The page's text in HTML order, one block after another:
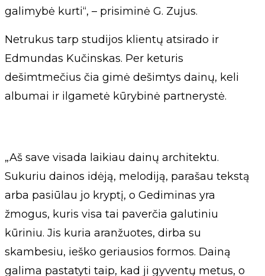
galimybė kurti“, – prisiminė G. Zujus.
Netrukus tarp studijos klientų atsirado ir
Edmundas Kučinskas. Per keturis
dešimtmečius čia gimė dešimtys dainų, keli
albumai ir ilgametė kūrybinė partnerystė.
„Aš save visada laikiau dainų architektu.
Sukuriu dainos idėją, melodiją, parašau tekstą
arba pasiūlau jo kryptį, o Gediminas yra
žmogus, kuris visa tai paverčia galutiniu
kūriniu. Jis kuria aranžuotes, dirba su
skambesiu, ieško geriausios formos. Dainą
galima pastatyti taip, kad ji gyventų metus, o